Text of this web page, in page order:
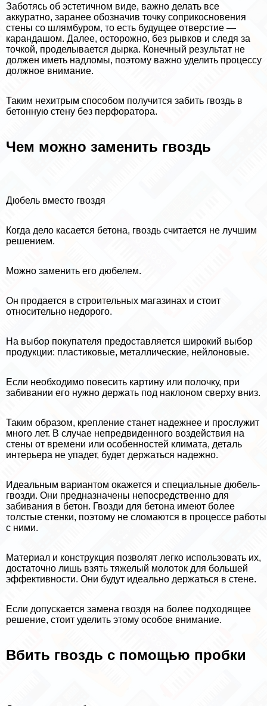
Заботясь об эстетичном виде, важно делать все
аккуратно, заранее обозначив точку соприкосновения
стены со шлямбуром, то есть будущее отверстие —
карандашом. Далее, осторожно, без рывков и следя за
точкой, проделывается дырка. Конечный результат не
должен иметь надломы, поэтому важно уделить процессу
должное внимание.
Таким нехитрым способом получится забить гвоздь в
бетонную стену без перфоратора.
Чем можно заменить гвоздь
Дюбель вместо гвоздя
Когда дело касается бетона, гвоздь считается не лучшим
решением.
Можно заменить его дюбелем.
Он продается в строительных магазинах и стоит
относительно недорого.
На выбор покупателя предоставляется широкий выбор
продукции: пластиковые, металлические, нейлоновые.
Если необходимо повесить картину или полочку, при
забивании его нужно держать под наклоном сверху вниз.
Таким образом, крепление станет надежнее и прослужит
много лет. В случае непредвиденного воздействия на
стены от времени или особенностей климата, деталь
интерьера не упадет, будет держаться надежно.
Идеальным вариантом окажется и специальные дюбель-
гвозди. Они предназначены непосредственно для
забивания в бетон. Гвозди для бетона имеют более
толстые стенки, поэтому не сломаются в процессе работы
с ними.
Материал и конструкция позволят легко использовать их,
достаточно лишь взять тяжелый молоток для большей
эффективности. Они будут идеально держаться в стене.
Если допускается замена гвоздя на более подходящее
решение, стоит уделить этому особое внимание.
Вбить гвоздь с помощью пробки